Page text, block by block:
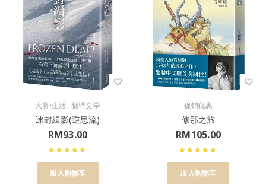
大将·生活, 翻译文学
冰封緝影(逆思流)
RM93.00
加入购物车
促销优惠
修那之旅
RM105.00
加入购物车